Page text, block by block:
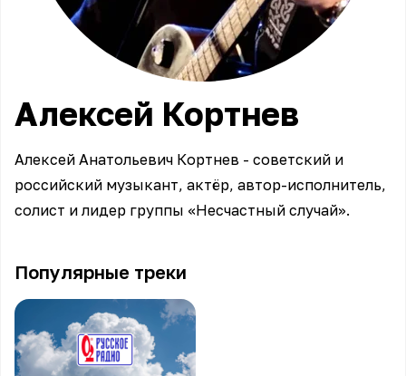
Алексей Кортнев
Алексей Анатольевич Кортнев - советский и
российский музыкант, актёр, автор-исполнитель,
солист и лидер группы «Несчастный случай».
Популярные треки